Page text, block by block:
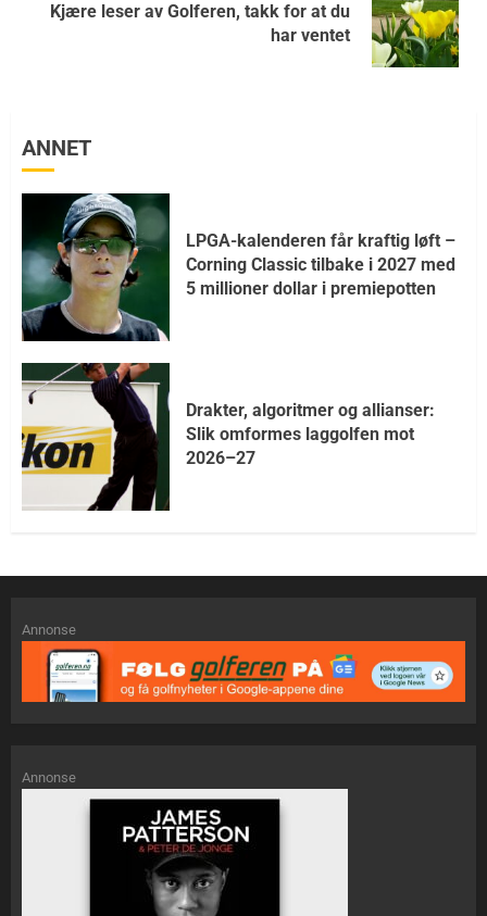
Kjære leser av Golferen, takk for at du
har ventet
ANNET
LPGA-kalenderen får kraftig løft –
Corning Classic tilbake i 2027 med
5 millioner dollar i premiepotten
Drakter, algoritmer og allianser:
Slik omformes laggolfen mot
2026–27
Annonse
Annonse